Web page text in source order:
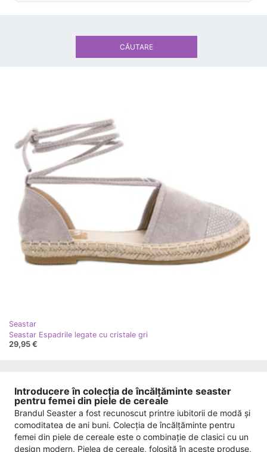
Seastar
Seastar Espadrile legate cu cristale gri
29,95 €
Introducere în colecția de încălțăminte seaster
pentru femei din piele de cereale
Brandul Seaster a fost recunoscut printre iubitorii de modă și
comoditatea de ani buni. Colecția de încălțăminte pentru
femei din piele de cereale este o combinație de clasici cu un
design modern. Pielea de cereale, folosită în aceste produse,
CĂUTARE